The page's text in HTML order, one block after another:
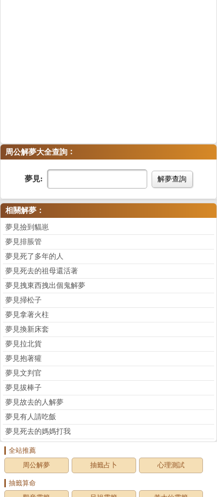
周公解夢大全查詢 ：
夢見: 解夢查詢
相關解夢：
夢見撿到貓崽
夢見排脹管
夢見死了多年的人
夢見死去的祖母還活著
夢見拽東西拽出個鬼解夢
夢見掃松子
夢見拿著火柱
夢見換新床套
夢見拉北貨
夢見抱著獾
夢見文判官
夢見拔棒子
夢見故去的人解夢
夢見有人請吃飯
夢見死去的媽媽打我
全站推薦
周公解夢
抽籤占卜 心理測試
抽籤算命